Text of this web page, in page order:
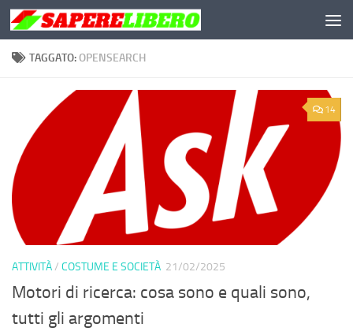
Salta al contenuto
TAGGATO:OPENSEARCH
14
ATTIVITÀ/ COSTUME E SOCIETÀ 21/02/2025
Motori di ricerca: cosa sono e quali sono,
tutti gli argomenti